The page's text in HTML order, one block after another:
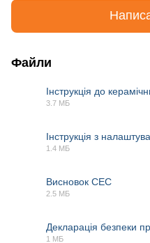
Файли
Інструкція до
3.7 МБ
Інструкція з
1.4 МБ
Висновок СЕС
2.5 МБ
Декларація безпеки
1 МБ